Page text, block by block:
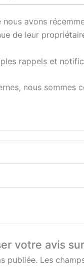
avons
de leur
rappels et
nous
votre avis
publiée. Les